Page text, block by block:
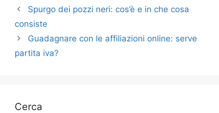
Spurgo dei pozzi neri: cos’è e in che cosa
consiste
Guadagnare con le affiliazioni online: serve
partita iva?
Cerca